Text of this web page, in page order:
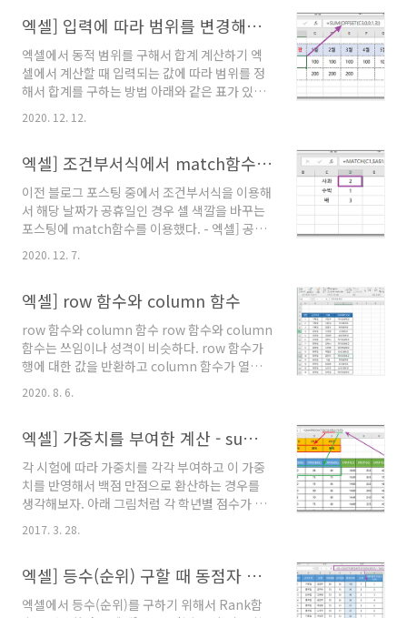
는 경우 소스가 되는 데이터들로부터 필요한 데
이터들을 추출해서 사용..
한 개의 시트에는 회원 명단이 있고, 다른 시트에
이번 달 회비를 납부한 사람들의 이름이 있을 때
첫번째 시트에 회비 납부한 사람들만 다른
ttend.tistory.com 요청사항(?)으로 조건부서
식으로 표시하는 방법말고 별도로 "납부" "미
납"처럼 두 리스트의 비교 결과를 수식으로 표현
를 비교해서 비교 결과를 나타내는 방법에 대해
서 정리해본다. 이전 작성 글과 마찬가지로 아래
와 같이..
엑셀] 입력에 따라 범위를 변경해서 합계 구하기 - offset, counta함수
엑셀에서 동적 범위를 구해서 합계 계산하기 엑
셀에서 계산할 때 입력되는 값에 따라 범위를 정
해서 합계를 구하는 방법 아래와 같은 표가 있는
경우, 2020년의 각 달에 입력되는 값에 따라
2019년의 합계를 구해서 비교하고 싶은 경우에
지 값이 입력되면 2019년의 합계도 1월~3월까
지만 계산하고 2020년 5월까지 입력되면 2019
년의 합계도 1월~5월까지로 범위를 변경해서 합
계를 구하는 범위가 동적으로 계속 변경되는 수
식을 만들어야 한다. 수식은 offset함수를 이용
해서 계산 범위를 구하면되고여기에 counta함
위를 반환한다. OFFSET(기준셀, 행방향 이동
수, 열방향 이동 수, 참조 높이, 참조 ..
2020. 12. 12.
엑셀] 조건부서식에서 match함수를 사용할 때
이전 블로그 포스팅 중에서 조건부서식을 이용해
서 해당 날짜가 공휴일인 경우 셀 색깔을 바꾸는
포스팅에 match함수를 이용했다. - 엑셀] 공휴
일을 찾아서 글꼴색 바꾸기 댓글로 수식에 대해
물어보시는 분이 많아서 따로 정리해본다. 위 블
고검색하는 날짜가 공휴일 목록과 일치하면 셀서
식을 변경하는 조건부서식에 관한 글이었는데 수
식은 다음과 같다. =MATCH(A4,공휴일,0) >= 1
댓글 질문들은 수식 뒤에 >=1 이 무엇을 의미하
는지에 대한 것이었다. 음... 부실한 설명 탓. ㅎㅎ
match함수는 원래 지정한 항목을 조건으로 주
위치값을 반환하는 함수이다. 범위에 다음과 같
은 과일 리스트가 있고 수박사과배딸기 ..
2020. 12. 7.
엑셀] row 함수와 column 함수
row 함수와 column 함수 row 함수와 column
함수는 쓰임이나 성격이 비슷하다. row 함수가
행에 대한 값을 반환하고 column 함수가 열에
대한 값을 반환한다는 차이만 있다. 일단 row 함
수에 대해 알아보자. row 함수는 특별한 인수 없
의 행값을 반환한다. 아래 그림에서 파란색 셀에
입력된 수식은 전부 "=row()"이다 그 셀이 A 행
이거나 B행이거나 상관없이 해당 셀의 행 값을
반환한다. row 함수를 이용해서 연번을 입력하
도록 하면 삭제나 삽입을 해도 연번이 자동으로
조정된다. 위 그림에서 연번을 입력하는 수식은 =
행으로 4행부터 연번 "1"번을 사용하기 때문에 4
행에 ro..
2020. 8. 6.
엑셀] 가중치를 부여한 계산 - sumproduct함수
각 시험에 따라 가중치를 각각 부여하고 이 가중
치를 반영해서 백점 만점으로 환산하는 경우를
생각해보자. 아래 그림처럼 각 학년별 점수가 있
을 때 1학년은 20%, 2학년 30%, 3학년은 50%
를 반영해서 백점 만점으로 환산해야 하는 경우
(?) 방법으로 계산하면 각 학년 점수에 해당 가중
치를 곱하고 그 결과를 합하면 되긴 된다. 엑셀을
다루는 만큼 조금 세련되게(?) Sumproduct함
2017. 3. 28.
엑셀] 등수(순위) 구할 때 동점자 처리(가산점 부여)
엑셀에서 등수(순위)를 구하기 위해서 Rank함